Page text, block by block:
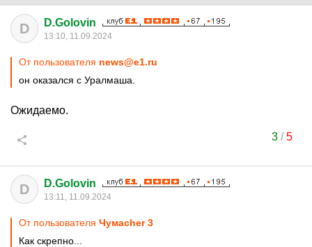
D D.Golovin
13:10, 11.09.2024
От пользователя news@e1.ru
он оказался с Уралмаша.
Ожидаемо.
3/5
D D.Golovin
13:11, 11.09.2024
От пользователя Чумаcher 3
Как скрепно...